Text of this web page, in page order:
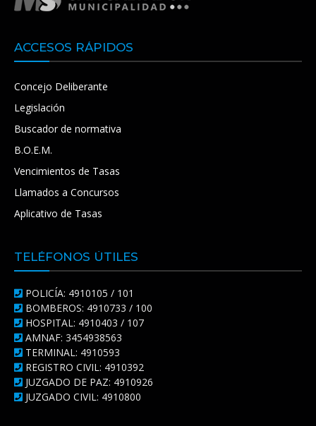
ACCESOS RÁPIDOS
Concejo Deliberante
Legislación
Buscador de normativa
B.O.E.M.
Vencimientos de Tasas
Llamados a Concursos
Aplicativo de Tasas
TELÉFONOS ÚTILES
POLICÍA: 4910105 / 101
BOMBEROS: 4910733 / 100
HOSPITAL: 4910403 / 107
AMNAF: 3454938563
TERMINAL: 4910593
REGISTRO CIVIL: 4910392
JUZGADO DE PAZ: 4910926
JUZGADO CIVIL: 4910800